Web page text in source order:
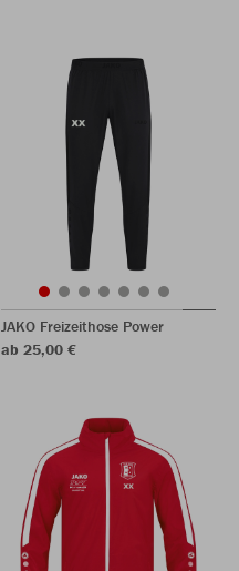
JAKO Freizeithose Power
ab 25,00 €